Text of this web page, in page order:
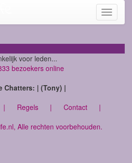
Toggle
voor leden...
bezoekers online
Chatters: | (Tony) |
Regels | Contact |
Alle rechten voorbehouden.